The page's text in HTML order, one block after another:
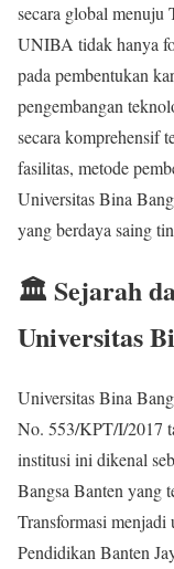
secara global menuju
UNIBA tidak hanya
pada pembentukan
pengembangan
secara komprehensif
fasilitas, metode
Universitas Bina
yang berdaya saing
🏛️ Sejarah
Universitas
Universitas Bina
No. 553/KPT/I/2017
institusi ini dikenal
Bangsa Banten yang
Transformasi
Pendidikan Banten